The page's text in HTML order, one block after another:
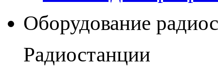
Оборудование
Радиостанции